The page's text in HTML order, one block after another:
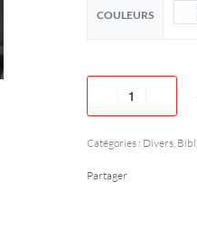
COULEURS
Catégories : Divers,
Partager